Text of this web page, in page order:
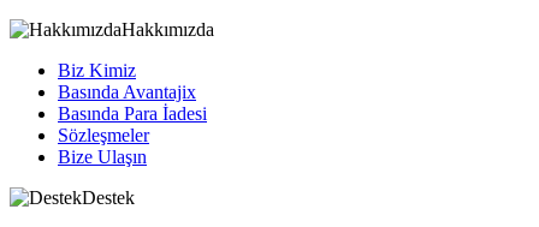
Hakkımızda
Biz Kimiz
Basında Avantajix
Basında Para İadesi
Sözleşmeler
Bize Ulaşın
Destek